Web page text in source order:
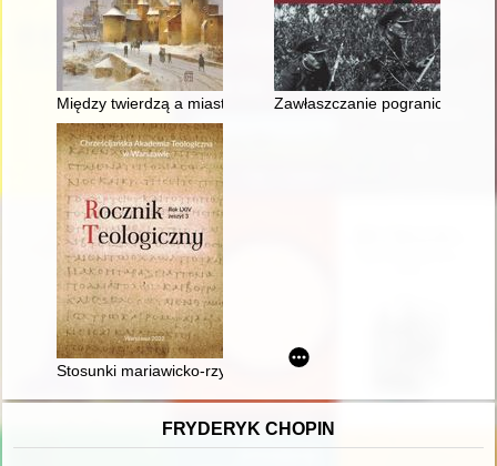
Między twierdzą a miastem wolnym : miasto i mieszkańcy
Zawłaszczanie pogranicza :
Stosunki mariawicko-rzymskokatolickie o charakterze
FRYDERYK CHOPIN